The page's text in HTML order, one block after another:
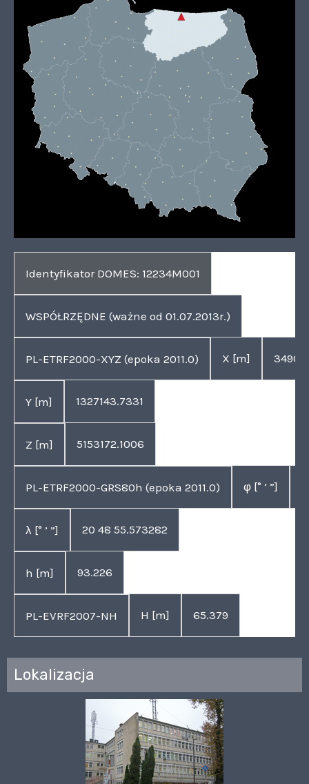
Identyfikator DOMES: 12234M001
WSPÓŁRZĘDNE (ważne od 01.07.2013r.)
PL-ETRF2000-XYZ (epoka 2011.0) X [m]
Y [m] 1327143.7331
Z [m] 5153172.1006
PL-ETRF2000-GRS80h (epoka 2011.0) φ [° ’ ”]
λ [° ’ ”] 20 48 55.573282
h [m] 93.226
PL-EVRF2007-NH H [m] 65.379
Lokalizacja